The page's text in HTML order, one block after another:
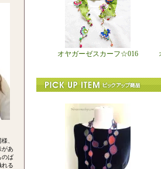
、
があ
のば
れる
オヤガーゼスカーフ☆016